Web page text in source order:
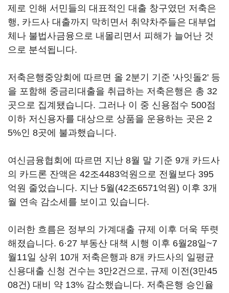
제로 인해 서민들의 대표적인 대출 창구였던 저축은
행, 카드사 대출까지 막히면서 취약차주들은 대부업
체나 불법사금융으로 내몰리면서 피해가 늘어난 것
으로 분석됩니다.
저축은행중앙회에 따르면 올 2분기 기준 '사잇돌2' 등
을 포함해 중금리대출을 취급하는 저축은행은 총 32
곳으로 집계됐습니다. 그러나 이 중 신용점수 500점
이하 저신용자를 대상으로 상품을 운용하는 곳은 2
5%인 8곳에 불과했습니다.
여신금융협회에 따르면 지난 8월 말 기준 9개 카드사
의 카드론 잔액은 42조4483억원으로 전월보다 395
억원 줄었습니다. 지난 5월(42조6571억원) 이후 3개
월 연속 감소세를 보이고 있습니다.
이러한 흐름은 정부의 가계대출 규제 이후 더욱 뚜렷
해졌습니다. 6·27 부동산 대책 시행 이후 6월28일~7
월11일 상위 10개 저축은행과 8개 카드사의 일평균
신용대출 신청 건수는 3만2건으로, 규제 이전(3만45
08건) 대비 약 13% 감소했습니다. 저축은행 승인율